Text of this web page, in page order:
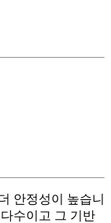
안정성이 높습니
수이고 그 기반